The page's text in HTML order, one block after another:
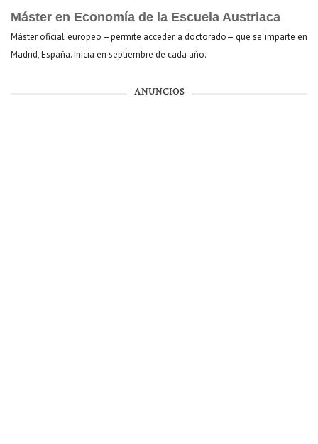
Máster en Economía de la Escuela Austriaca
Máster oficial europeo —permite acceder a doctorado— que se imparte en
Madrid, España. Inicia en septiembre de cada año.
ANUNCIOS